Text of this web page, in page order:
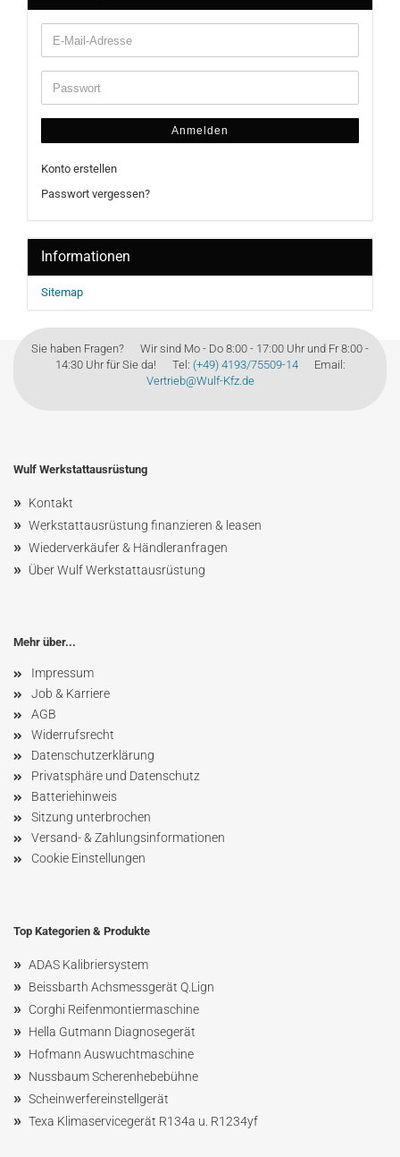
Anmelden
Konto erstellen
Passwort vergessen?
Informationen
Sitemap
Sie haben Fragen? Wir sind Mo - Do 8:00 - 17:00 Uhr und Fr 8:00 -
14:30 Uhr für Sie da! Tel: (+49) 4193/75509-14Email:
Vertrieb@Wulf-Kfz.de
Wulf Werkstattausrüstung
» Kontakt
» Werkstattausrüstung finanzieren & leasen
» Wiederverkäufer & Händleranfragen
» Über Wulf Werkstattausrüstung
Mehr über...
Impressum
Job & Karriere
AGB
Widerrufsrecht
Datenschutzerklärung
Privatsphäre und Datenschutz
Batteriehinweis
Sitzung unterbrochen
Versand- & Zahlungsinformationen
Cookie Einstellungen
Top Kategorien & Produkte
» ADAS Kalibriersystem
» Beissbarth Achsmessgerät Q.Lign
» Corghi Reifenmontiermaschine
» Hella Gutmann Diagnosegerät
» Hofmann Auswuchtmaschine
» NussbaumScherenhebebühne
» Scheinwerfereinstellgerät
» Texa Klimaservicegerät R134a u. R1234yf